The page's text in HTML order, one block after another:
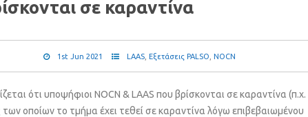
σε καραντίνα
1st Jun 2021 LAAS ,Εξετάσεις PALSO ,NOCN
ότι υποψήφιοι ΝOCN & LAAS που βρίσκονται σε καραντίνα (π.χ.
οποίων το τμήμα έχει τεθεί σε καραντίνα λόγω επιβεβαιωμένου